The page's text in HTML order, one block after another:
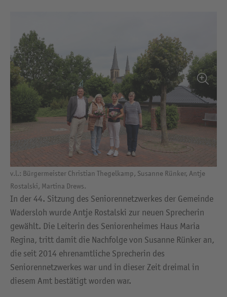
v.l.: Bürgermeister Christian Thegelkamp, Susanne Rünker, Antje
Rostalski, Martina Drews.
In der 44. Sitzung des Seniorennetzwerkes der Gemeinde
Wadersloh wurde Antje Rostalski zur neuen Sprecherin
gewählt. Die Leiterin des Seniorenheimes Haus Maria
Regina, tritt damit die Nachfolge von Susanne Rünker an,
die seit 2014 ehrenamtliche Sprecherin des
Seniorennetzwerkes war und in dieser Zeit dreimal in
diesem Amt bestätigt worden war.